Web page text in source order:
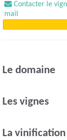
Contacter le
mail
Le domaine
Les vignes
La vinification